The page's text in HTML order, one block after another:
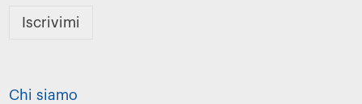
Iscrivimi
Chi siamo